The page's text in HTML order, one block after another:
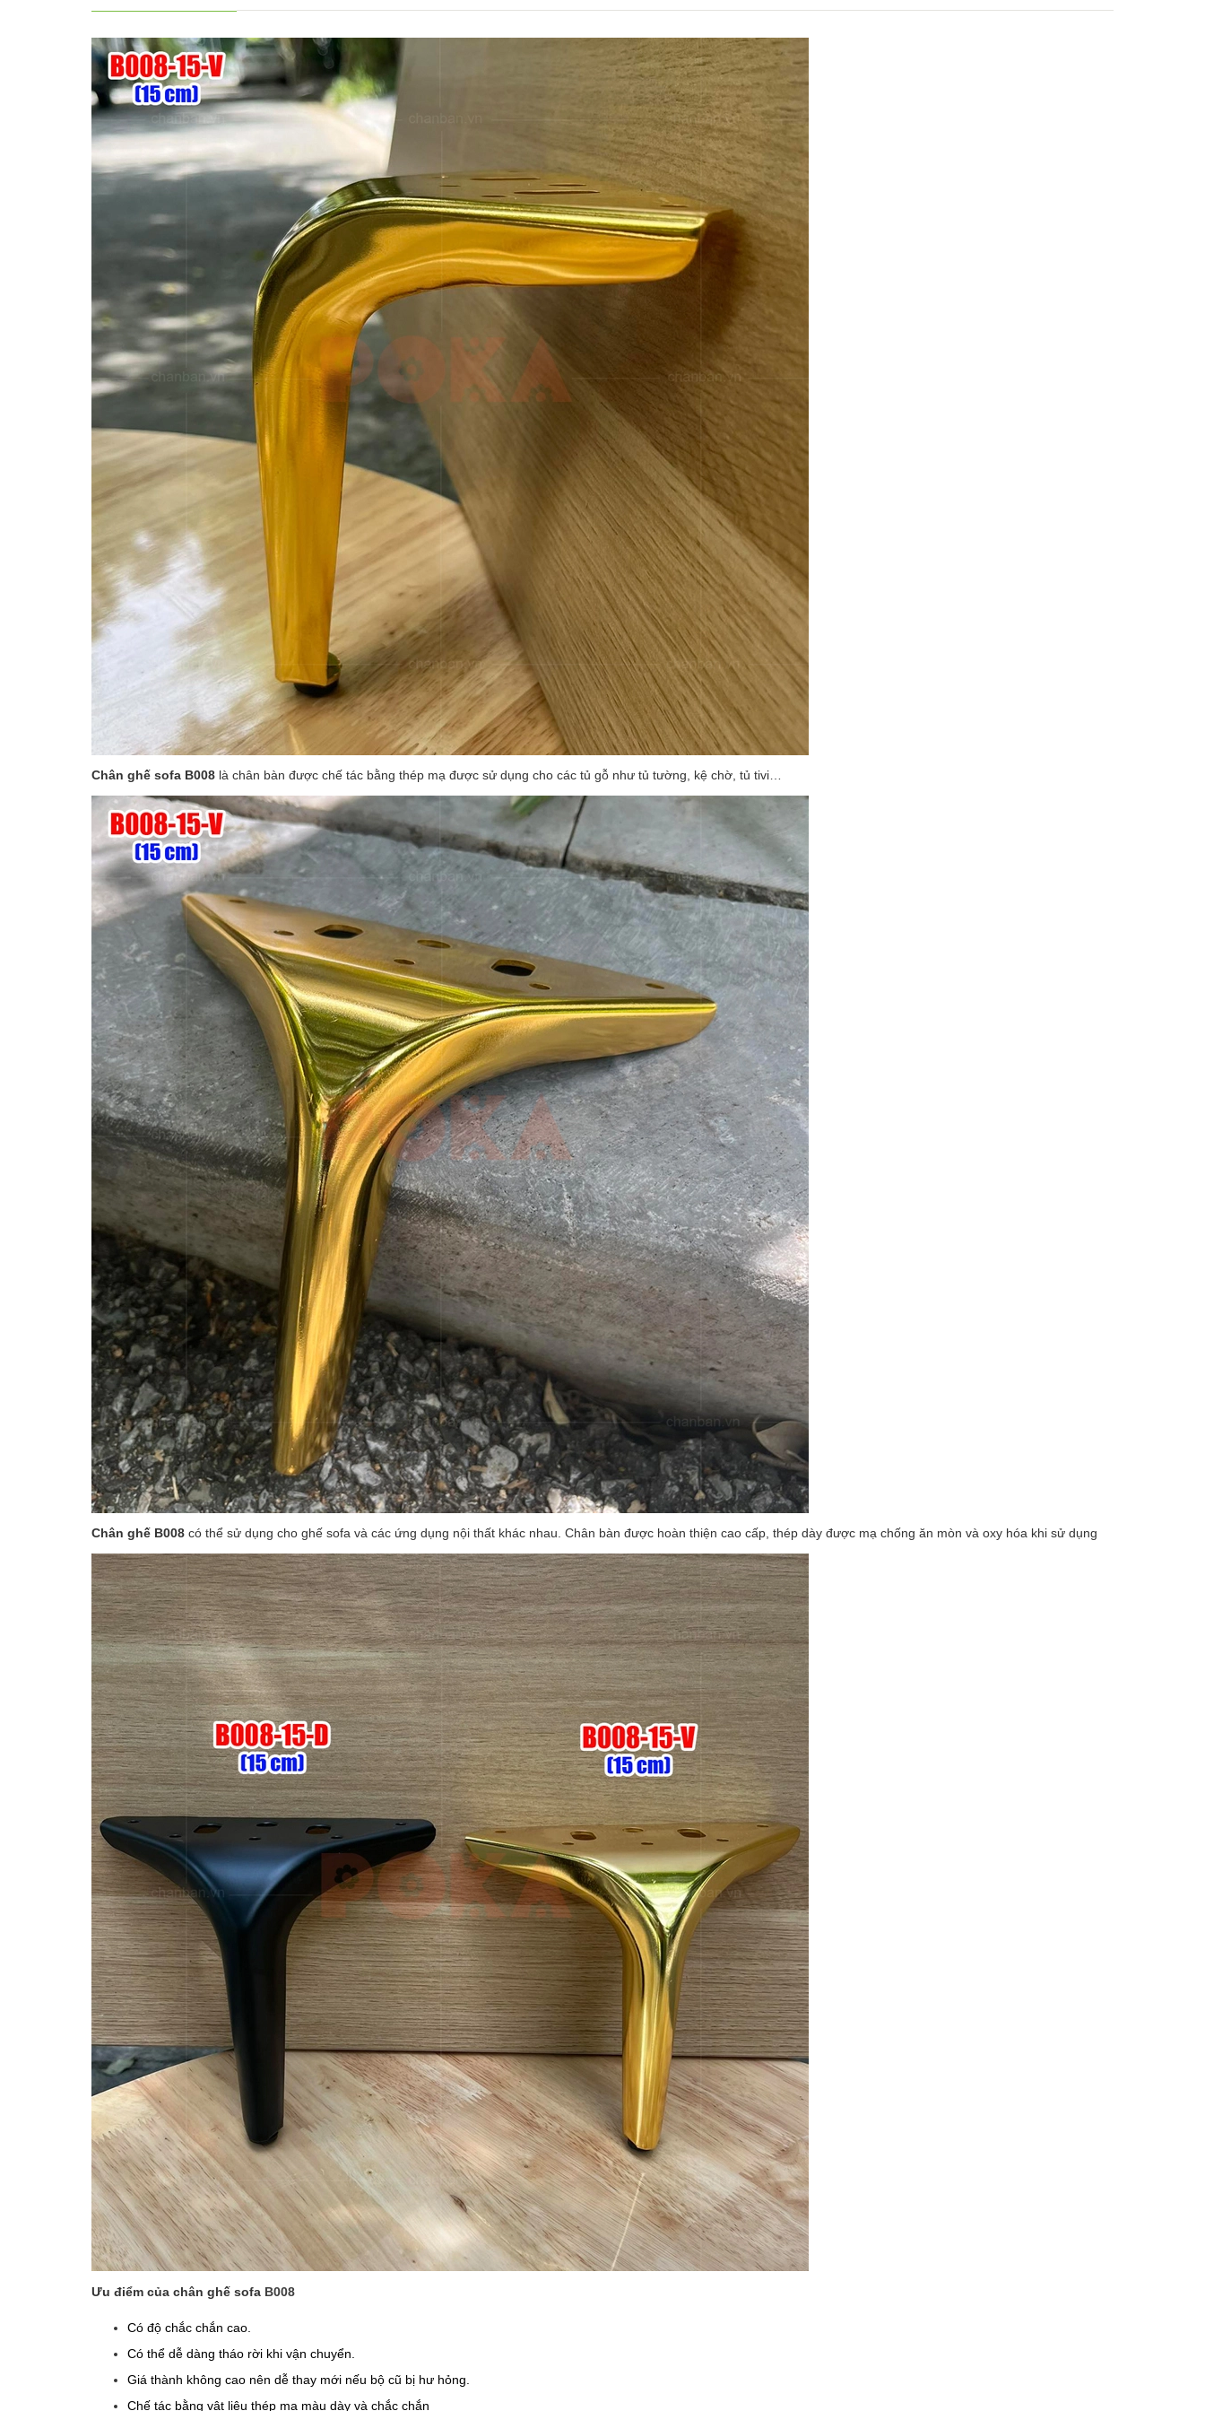
Chân ghế sofa B008 là chân bàn được chế tác bằng thép mạ được sử dụng cho các tủ gỗ như tủ tường, kệ chờ, tủ tivi…
Chân ghế B008 có thể sử dụng cho ghế sofa và các ứng dụng nội thất khác nhau. Chân bàn được hoàn thiện cao cấp, thép dày được mạ chống ăn mòn và oxy hóa khi sử dụng
Ưu điểm của chân ghế sofa B008
Có độ chắc chắn cao.
Có thể dễ dàng tháo rời khi vận chuyển.
Giá thành không cao nên dễ thay mới nếu bộ cũ bị hư hỏng.
Chế tác bằng vật liệu thép mạ màu dày và chắc chắn